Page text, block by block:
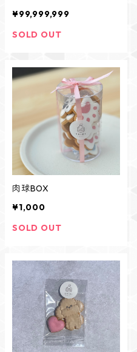
¥99,999,999
SOLD OUT
肉球BOX
¥1,000
SOLD OUT